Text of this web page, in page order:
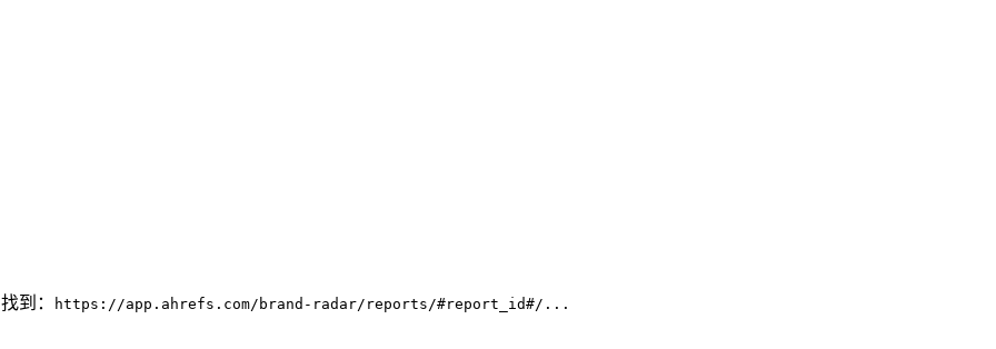
到： https://app.ahrefs.com/brand-radar/reports/#report_id#/...